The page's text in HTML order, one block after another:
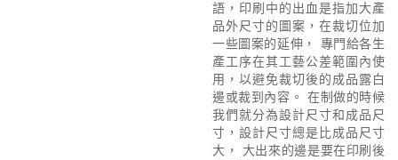
語，印刷中的出血是指加大產
品外尺寸的圖案，在裁切位加
一些圖案的延伸， 專門給各生
產工序在其工藝公差範圍內使
用，以避免裁切後的成品露白
邊或裁到內容。 在制做的時候
我們就分為設計尺寸和成品尺
寸，設計尺寸總是比成品尺寸
大， 大出來的邊是要在印刷後